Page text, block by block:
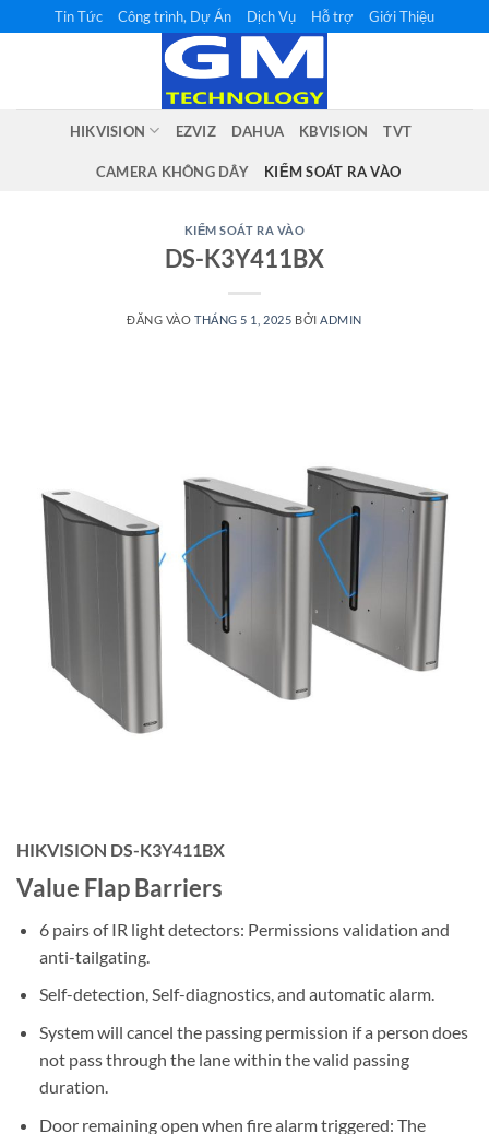
qua
Tin Tức Công trình, Dự Án Dịch Vụ Hỗ trợ Giới Thiệu
HIKVISION EZVIZ DAHUA KBVISION TVT
CAMERA KHÔNG DÂY KIỂM SOÁT RA VÀO
KIỂM SOÁT RA VÀO
DS-K3Y411BX
ĐĂNG VÀO THÁNG 5 1, 2025 BỞI ADMIN
HIKVISION DS-K3Y411BX
Value Flap Barriers
6 pairs of IR light detectors: Permissions validation and
anti-tailgating.
Self-detection, Self-diagnostics, and automatic alarm.
System will cancel the passing permission if a person does
not pass through the lane within the valid passing
duration.
Door remaining open when fire alarm triggered: The